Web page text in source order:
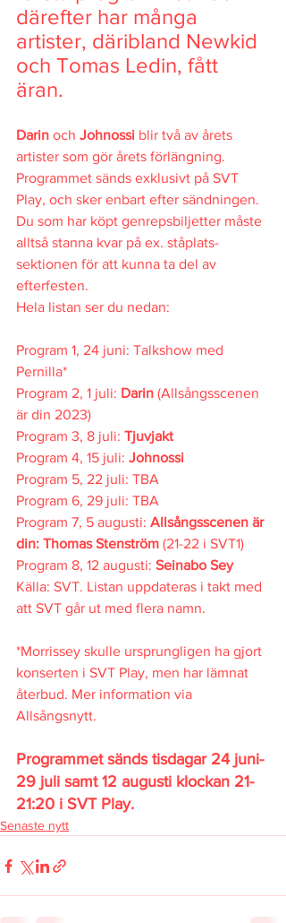
därefter har många
artister, däribland Newkid
och Tomas Ledin, fått
äran.
Darin och Johnossi blir två av årets
artister som gör årets förlängning.
Programmet sänds exklusivt på SVT
Play, och sker enbart efter sändningen.
Du som har köpt genrepsbiljetter måste
alltså stanna kvar på ex. ståplats-
sektionen för att kunna ta del av
efterfesten.
Hela listan ser du nedan:
Program 1, 24 juni: Talkshow med
Pernilla*
Program 2, 1 juli: Darin (Allsångsscenen
är din 2023)
Program 3, 8 juli: Tjuvjakt
Program 4, 15 juli: Johnossi
Program 5, 22 juli: TBA
Program 6, 29 juli: TBA
Program 7, 5 augusti: Allsångsscenen är
din: Thomas Stenström (21-22 i SVT1)
Program 8, 12 augusti: Seinabo Sey
Källa: SVT. Listan uppdateras i takt med
att SVT går ut med flera namn.
*Morrissey skulle ursprungligen ha gjort
konserten i SVT Play, men har lämnat
återbud. Mer information via
Allsångsnytt.
Programmet sänds tisdagar 24 juni-
29 juli samt 12 augusti klockan 21-
21:20 i SVT Play.
Senaste nytt